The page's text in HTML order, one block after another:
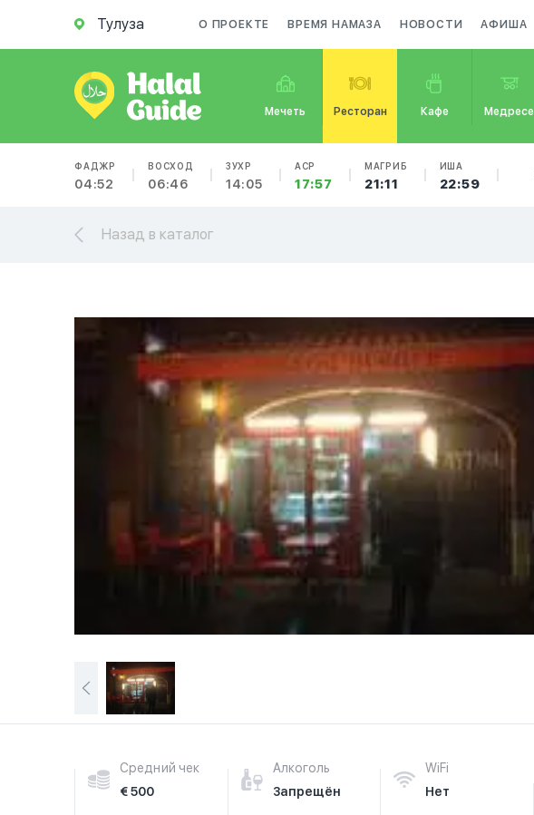
Тулуза О ПРОЕКТЕ ВРЕМЯ НАМАЗА НОВОСТИ АФИША
Мечеть Ресторан Кафе Медресе
ФАДЖР
04:52
ВОСХОД
06:46
ЗУХР
14:05
АСР
17:57
МАГРИБ
21:11
ИША
22:59
Назад в каталог
Средний чек
€ 500
Алкоголь
Запрещён
WiFi
Нет